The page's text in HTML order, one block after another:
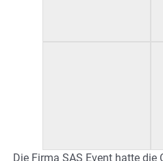
Die Firma SAS Event hatte die